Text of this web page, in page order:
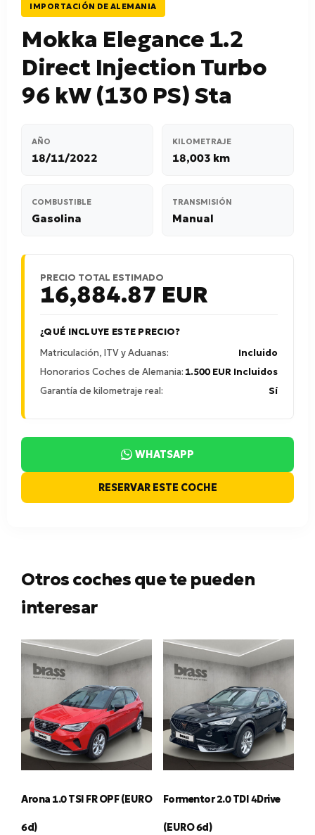
IMPORTACIÓN DE ALEMANIA
Mokka Elegance 1.2
Direct Injection Turbo
96 kW (130 PS) Sta
AÑO
18/11/2022
KILOMETRAJE
18,003 km
COMBUSTIBLE
Gasolina
TRANSMISIÓN
Manual
PRECIO TOTAL ESTIMADO
16,884.87 EUR
¿QUÉ INCLUYE ESTE PRECIO?
Matriculación, ITV y Aduanas:
Incluido
Honorarios Coches de Alemania: 1.500 EUR Incluidos
Garantía de kilometraje real:
Sí
WHATSAPP
RESERVAR ESTE COCHE
Otros coches que te pueden
interesar
Arona 1.0 TSI FR OPF (EURO
6d)
Formentor 2.0 TDI 4Drive
(EURO 6d)